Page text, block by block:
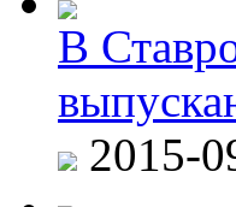
В
2015-